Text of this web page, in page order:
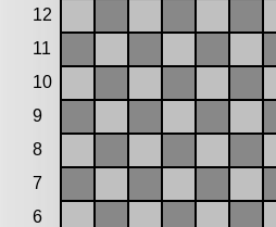
12
11
10
9
8
7
6